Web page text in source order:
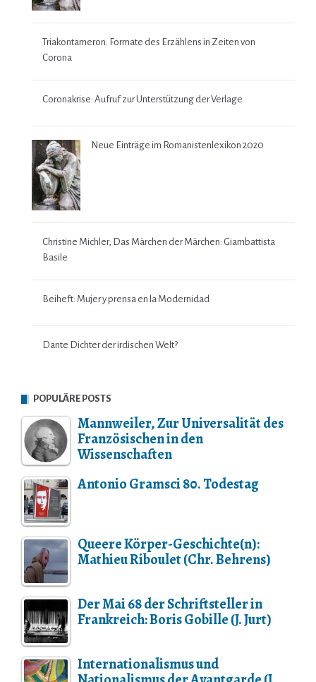
Triakontameron: Formate des Erzählens in Zeiten von
Corona
Coronakrise: Aufruf zur Unterstützung der Verlage
Neue Einträge im Romanistenlexikon 2020
Christine Michler, Das Märchen der Märchen: Giambattista
Basile
Beiheft: Mujer y prensa en la Modernidad
Dante Dichter der irdischen Welt?
POPULÄRE POSTS
Mannweiler, Zur Universalität des
Französischen in den
Wissenschaften
Antonio Gramsci 80. Todestag
Queere Körper-Geschichte(n):
Mathieu Riboulet (Chr. Behrens)
Der Mai 68 der Schriftsteller in
Frankreich: Boris Gobille (J. Jurt)
Internationalismus und